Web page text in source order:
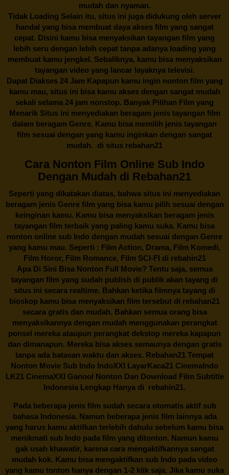
mudah dan nyaman.
Tidak Loading Selain itu, situs ini juga didukung oleh server
handal yang bisa membuat daya akses film yang sangat
cepat. Disini kamu bisa menyaksikan tayangan film yang
lebih seru dengan lebih cepat tanpa adanya loading yang
membuat kamu jengkel. Sebaliknya, kamu bisa menyaksikan
tayangan video yang lancar layaknya televisi.
Dapat Diakses 24 Jam Kapapun kamu ingin nonton film yang
kamu mau, situs ini bisa kamu akses dengan sangat mudah
sekali selama 24 jam nonstop. Banyak Pilihan Film yang
Menarik Situs ini menyediakan beragam jenis tayangan film
dalam beragam Genre. Kamu bisa memilih jenis tayangan
film sesuai dengan yang kamu inginkan dengan sangat
mudah. di situs rebahan21
Cara Nonton Film Online Sub Indo
Dengan Mudah di Rebahan21
Seperti yang dikatakan diatas, bahwa situs ini menyediakan
beragam jenis Genre film yang bisa kamu pilih sesuai dengan
keinginan kamu. Kamu bisa menyaksikan beragam jenis
tayangan film terbaik yang paling kamu suka. Kamu bisa
nonton online sub Indo dengan mudah sesuai dengan Genre
yang kamu mau. Seperti : Film Action, Drama, Film Komedi,
Film Horor, Film Romance, Film SCI-FI di rebahin21
Apa Di Sini Bisa Nonton Full Movie? Tentu saja, semua
tayangan film yang sudah publish di publik akan tayang di
situs ini secara realtime. Bahkan ketika filmnya tayang di
bioskop kamu bisa menyaksikan film tersebut di rebahan21
secara gratis dan mudah. Bahkan semua orang bisa
menyaksikannya dengan mudah menggunakan perangkat
ponsel mereka ataupun perangkat dekstop mereka kapapun
dan dimanapun. Mereka bisa akses semaunya dengan gratis
tanpa ada batasan waktu dan akses. Rebahan21 Tempat
Nonton Movie Sub Indo IndoXXI LayarKaca21 CinemaIndo
LK21 CinemaXXI Ganool Nonton Dan Download Film Subtitle
Indonesia Lengkap Hanya di rebahin21.
Pada beberapa jenis film sudah secara otomatis aktif sub
bahasa Indonesia. Namun beberapa jenis film lainnya ada
yang harus kamu aktifkan terlebih dahulu sebelum kamu bisa
menikmati sub Indo pada film yang ditonton. Namun kamu
gak usah khawatir, karena cara mengaktifkannya sangat
mudah kok. Kamu bisa mengaktifkan sub Indo pada video
yang kamu tonton hanya dengan 1-2 klik saja. Jika kamu suka